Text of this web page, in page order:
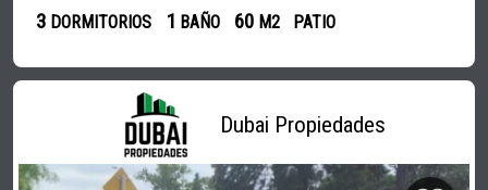
3 DORMITORIOS 1 BAÑO 60 M2 PATIO
Dubai Propiedades